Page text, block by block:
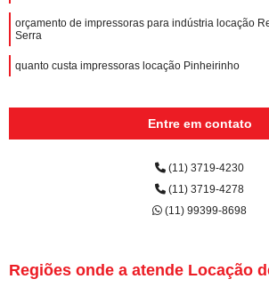
orçamento de impressoras para indústria locação
Serra
quanto custa impressoras locação Pinheirinho
Entre em contato
(11) 3719-4230
(11) 3719-4278
(11) 99399-8698
Regiões onde a atende Locação